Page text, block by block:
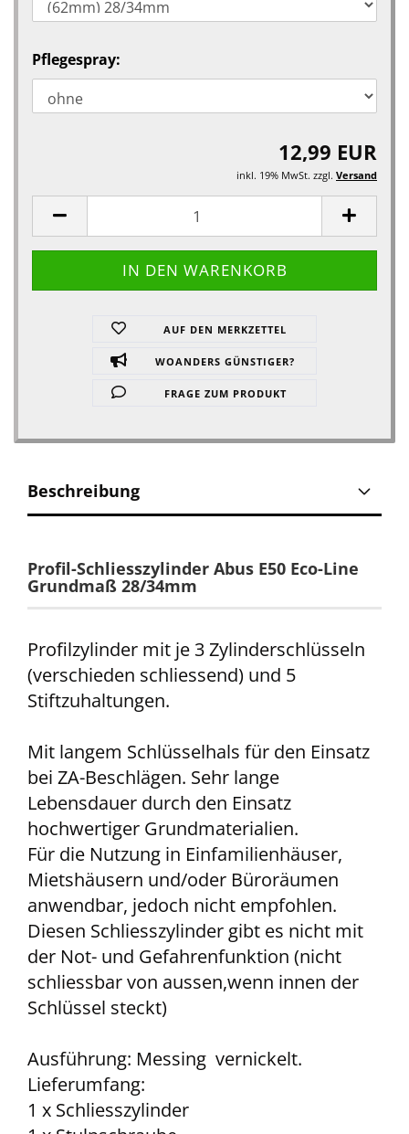
Pflegespray:
12,99 EUR
inkl. 19% MwSt. zzgl. Versand
AUF DEN MERKZETTEL
WOANDERS GÜNSTIGER?
FRAGE ZUM PRODUKT
Beschreibung
Profil-Schliesszylinder Abus E50 Eco-Line
Grundmaß 28/34mm
Profilzylinder mit je 3 Zylinderschlüsseln
(verschieden schliessend) und 5
Stiftzuhaltungen.
Mit langem Schlüsselhals für den Einsatz
bei ZA-Beschlägen. Sehr lange
Lebensdauer durch den Einsatz
hochwertiger Grundmaterialien.
Für die Nutzung in Einfamilienhäuser,
Mietshäusern und/oder Büroräumen
anwendbar, jedoch nicht empfohlen.
Diesen Schliesszylinder gibt es nicht mit
der Not- und Gefahrenfunktion (nicht
schliessbar von aussen,wenn innen der
Schlüssel steckt)
Ausführung: Messing vernickelt.
Lieferumfang:
1 x Schliesszylinder